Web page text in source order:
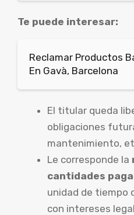
Te puede interesar:
Reclamar Productos
En Gavà, Barcelona
El titular queda
obligaciones
mantenimiento,
Le corresponde la
cantidades
unidad de tiempo
con intereses